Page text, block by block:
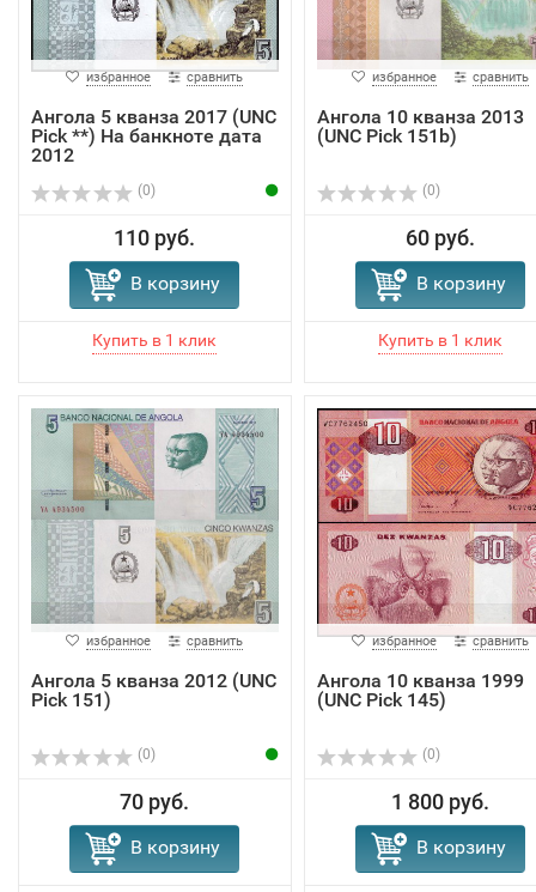
избранное сравнить
Ангола 5 кванза 2017 (UNC
Pick **) На банкноте дата
2012
(0)
110 руб.
В корзину
избранное сравнить
Ангола 10 кванза 2013
(UNC Pick 151b)
(0)
60 руб.
В корзину
избранное сравнить
Ангола 5 кванза 2012 (UNC
Pick 151)
(0)
70 руб.
В корзину
избранное сравнить
Ангола 10 кванза 1999
(UNC Pick 145)
(0)
1 800 руб.
В корзину